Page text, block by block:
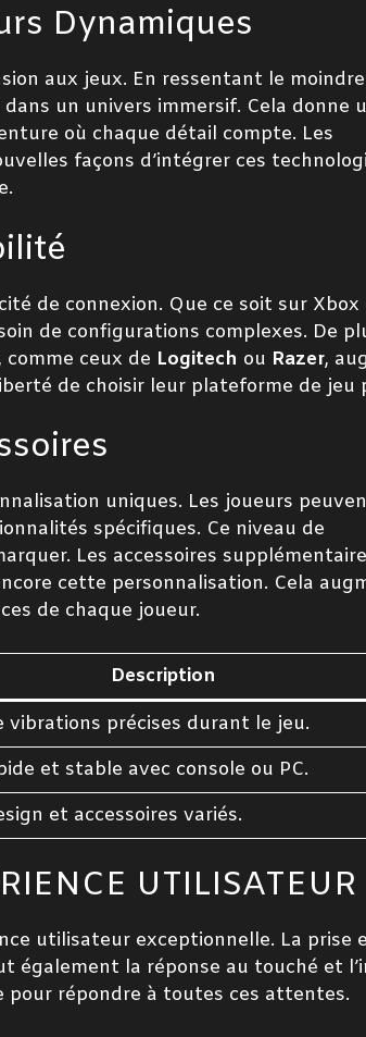
Dynamiques
aux jeux. En ressentant le moindre
un univers immersif. Cela donne
où chaque détail compte. Les
façons d’intégrer ces
de connexion. Que ce soit sur Xbox
de configurations complexes. De
ceux de Logitech ou Razer,
de choisir leur plateforme de jeu
uniques. Les joueurs
spécifiques. Ce niveau de
Les accessoires
cette personnalisation. Cela
de chaque joueur.
Description
vibrations précises durant le jeu.
et stable avec console ou PC.
et accessoires variés.
UTILISATEUR
utilisateur exceptionnelle. La prise
également la réponse au touché et
pour répondre à toutes ces attentes.